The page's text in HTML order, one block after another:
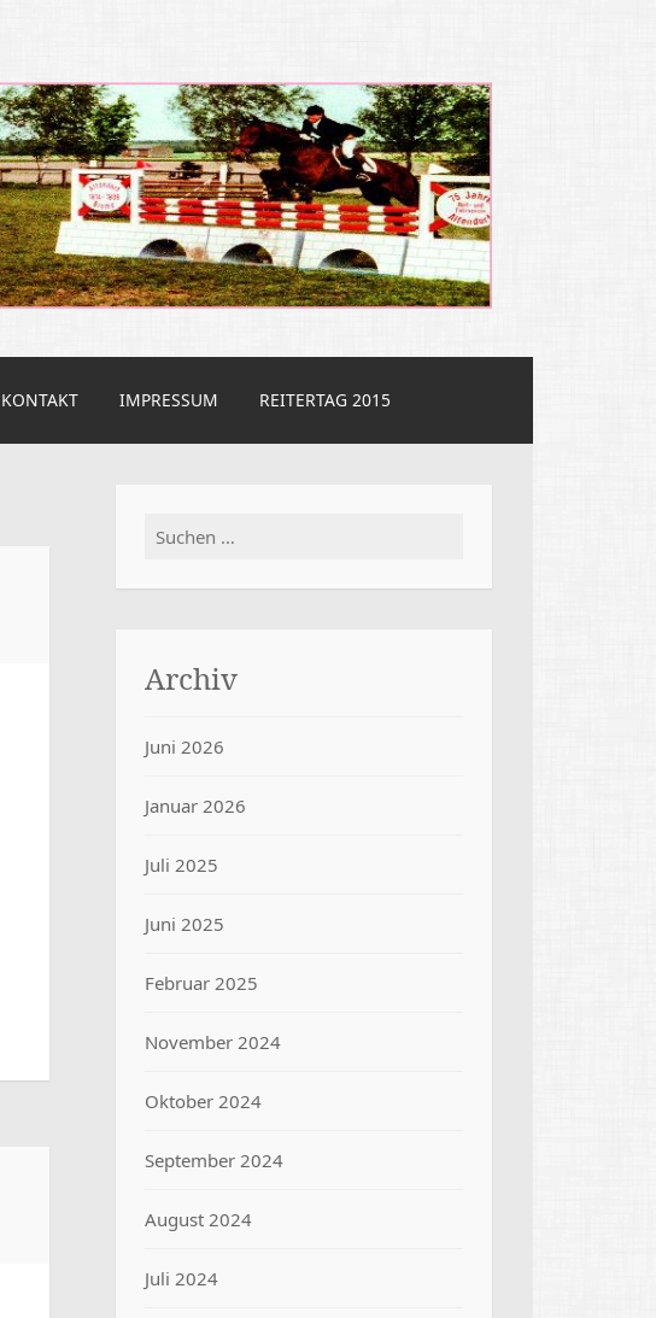
KONTAKT IMPRESSUM REITERTAG 2015
Suchen
Archiv
Juni 2026
Januar 2026
Juli 2025
Juni 2025
Februar 2025
November 2024
Oktober 2024
September 2024
August 2024
Juli 2024